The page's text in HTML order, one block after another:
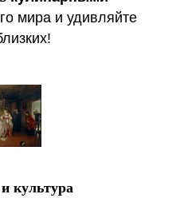
мира и удивляйте
культура